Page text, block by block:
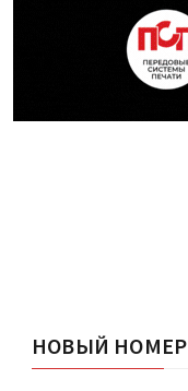
НОВЫЙ НОМЕР